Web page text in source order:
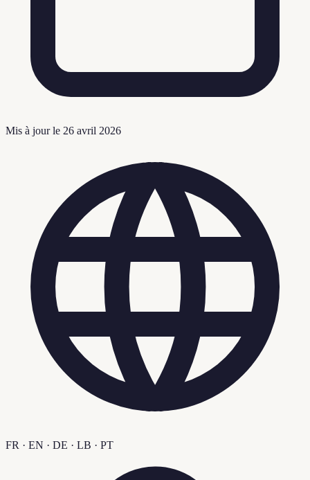
Mis à jour le 26 avril 2026
FR · EN · DE · LB · PT